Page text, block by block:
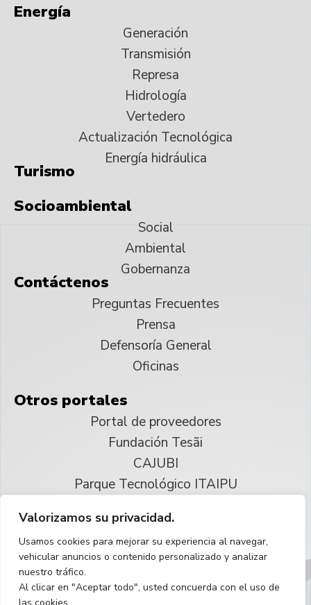
Valorizamos su privacidad.
Usamos cookies para mejorar su experiencia al navegar,
vehicular anuncios o contenido personalizado y analizar
nuestro tráfico.
Al clicar en "Aceptar todo", usted concuerda con el uso de
Energía
Generación
Transmisión
Represa
Hidrología
Vertedero
Actualización Tecnológica
Energía hidráulica
Turismo
Socioambiental
Social
Ambiental
Gobernanza
Contáctenos
Preguntas Frecuentes
Prensa
Defensoría General
Oficinas
Otros portales
Portal de proveedores
Fundación Tesãi
CAJUBI
Parque Tecnológico ITAIPU
Reservados todos los derechos
Español